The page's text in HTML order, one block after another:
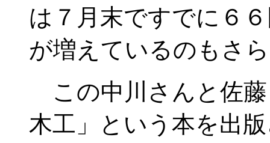
は７月末ですでに６
が増えているのもさ
この中川さんと佐
木工」という本を出